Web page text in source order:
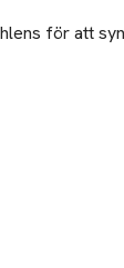
för att